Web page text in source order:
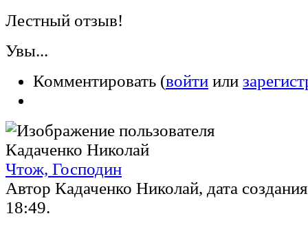
Лестный отзыв!
Увы...
Комментировать (войти или
Чтож, Господин
Автор Кадаченко Николай, дата
18:49.